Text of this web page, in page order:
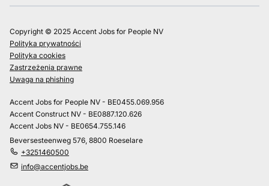
Copyright © 2025 Accent Jobs for People NV
Polityka prywatności
Polityka cookies
Zastrzeżenia prawne
Uwaga na phishing
Accent Jobs for People NV - BE0455.069.956
Accent Construct NV - BE0887.120.626
Accent Jobs NV - BE0654.755.146
Beversesteenweg 576, 8800 Roeselare
+3251460500
info@accentjobs.be